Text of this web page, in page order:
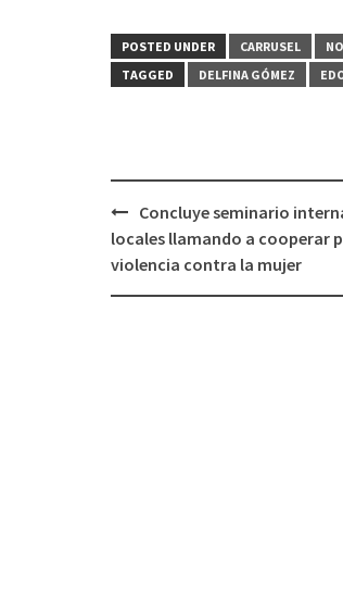
POSTED UNDER CARRUSEL
TAGGED
DELFINA GÓMEZ
Post
navigation
Concluye seminario
locales llamando a cooperar
violencia contra la mujer